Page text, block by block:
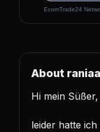
EcomTrade24
About raniaa
Hi mein Süßer,
leider hatte